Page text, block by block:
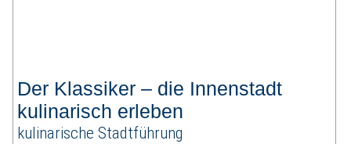
Der Klassiker – die Innenstadt
kulinarisch erleben
kulinarische Stadtführung